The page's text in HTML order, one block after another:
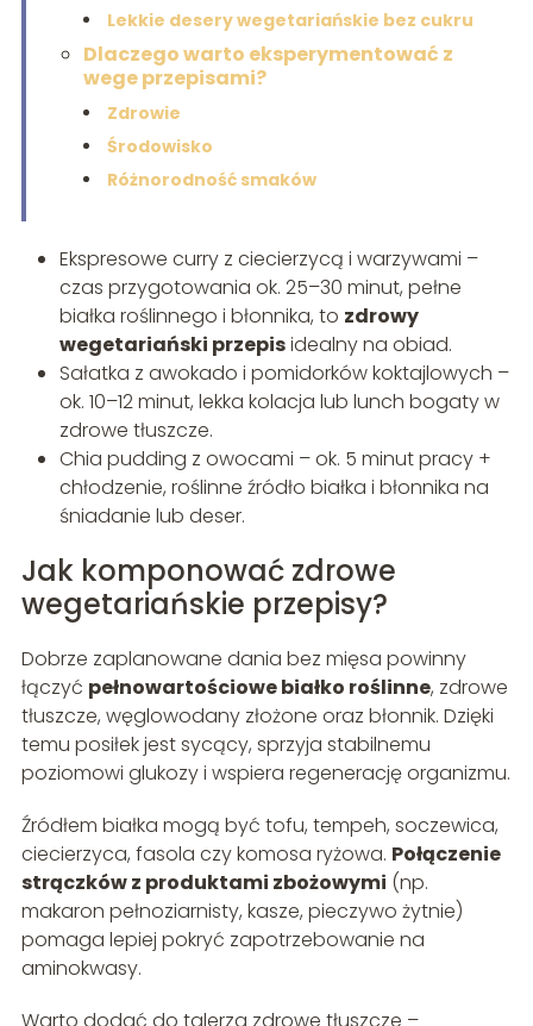
Lekkie desery wegetariańskie bez cukru
Dlaczego warto eksperymentować z
wege przepisami?
Zdrowie
Środowisko
Różnorodność smaków
Ekspresowe curry z ciecierzycą i warzywami –
czas przygotowania ok. 25–30 minut, pełne
białka roślinnego i błonnika, to zdrowy
wegetariański przepisidealny na obiad.
Sałatka z awokado i pomidorków koktajlowych –
ok. 10–12 minut, lekka kolacja lub lunch bogaty w
zdrowe tłuszcze.
Chia pudding z owocami – ok. 5 minut pracy +
chłodzenie, roślinne źródło białka i błonnika na
śniadanie lub deser.
Jak komponować zdrowe
wegetariańskie przepisy?
Dobrze zaplanowane dania bez mięsa powinny
łączyć pełnowartościowe białko roślinne, zdrowe
tłuszcze, węglowodany złożone oraz błonnik. Dzięki
temu posiłek jest sycący, sprzyja stabilnemu
poziomowi glukozy i wspiera regenerację organizmu.
Źródłem białka mogą być tofu, tempeh, soczewica,
ciecierzyca, fasola czy komosa ryżowa. Połączenie
strączków z produktami zbożowymi (np.
makaron pełnoziarnisty, kasze, pieczywo żytnie)
pomaga lepiej pokryć zapotrzebowanie na
aminokwasy.